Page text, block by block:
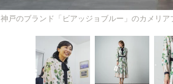
神戸のブランド「ビアッジョブルー」のカメリ